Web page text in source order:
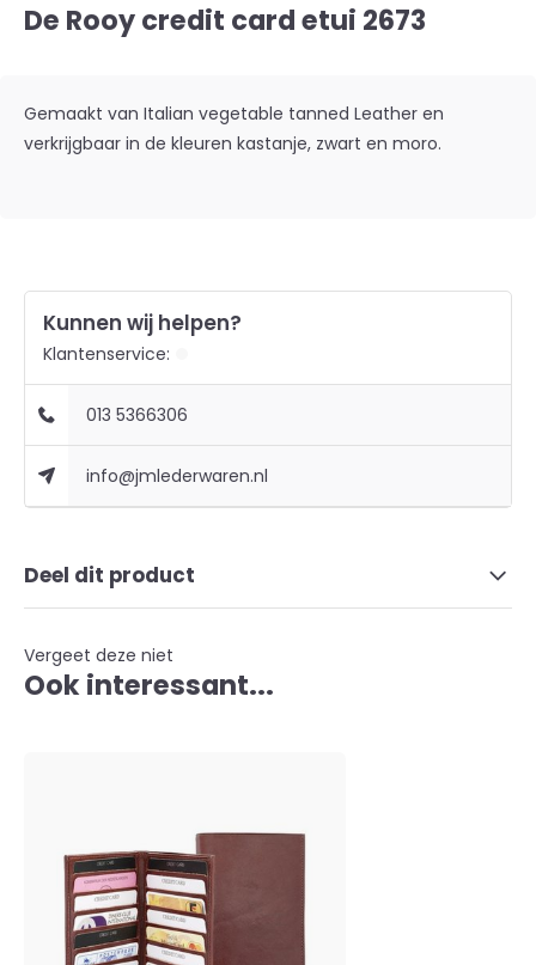
De Rooy credit card etui 2673
Gemaakt van Italian vegetable tanned Leather en
verkrijgbaar in de kleuren kastanje, zwart en moro.
Kunnen wij helpen?
Klantenservice:
013 5366306
info@jmlederwaren.nl
Deel dit product
Vergeet deze niet
Ook interessant...